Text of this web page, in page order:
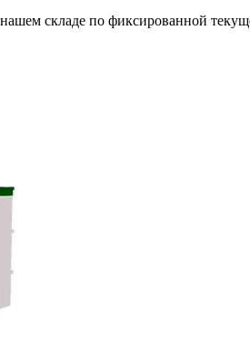
складе по фиксированной